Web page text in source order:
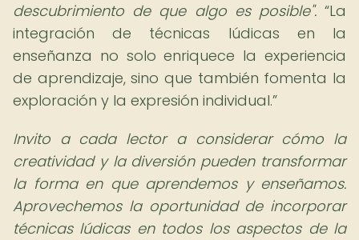
descubrimiento de que algo es posible".
La
integración de técnicas lúdicas en la
enseñanza no solo enriquece la experiencia
de aprendizaje, sino que también fomenta la
exploración y la expresión individual.
Invito a cada lector a considerar cómo la
creatividad y la diversión pueden transformar
la forma en que aprendemos y enseñamos.
Aprovechemos la oportunidad de incorporar
técnicas lúdicas en todos los aspectos de la